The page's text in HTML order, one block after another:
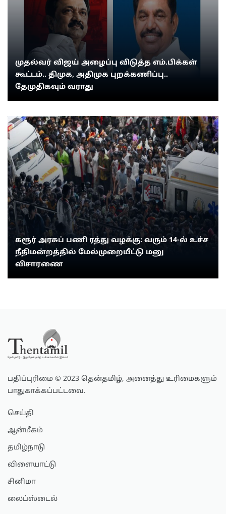
முதல்வர் விஜய் அழைப்பு விடுத்த எம்.பிக்கள்
கூட்டம்.. திமுக, அதிமுக புறக்கணிப்பு..
தேமுதிகவும் வராது
கரூர் அரசுப் பணி ரத்து வழக்கு: வரும் 14-ல் உச்ச
நீதிமன்றத்தில் மேல்முறையீட்டு மனு
விசாரணை
பதிப்புரிமை © 2023 தென்தமிழ், அனைத்து உரிமைகளும்
பாதுகாக்கப்பட்டவை.
செய்தி
ஆன்மீகம்
தமிழ்நாடு
விளையாட்டு
சினிமா
லைப்ஸ்டைல்